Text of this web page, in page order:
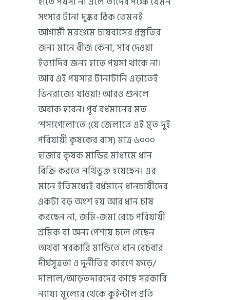
সংসার টানা দুষ্কর ঠিক তেমনই
আগামী মরশুমে চাষবাসের প্রস্তুতির
জন্য মানে বীজ কেনা, সার দেওয়া
ইত্যাদির জন্য হাতে পয়সা থাকে না।
আর এই পয়সার টানাটানি এড়াতেই
ভিনরাজ্যে যাওয়া! আরও শুনলে
অবাক হবেন। পূর্ব বর্ধমানের মত
‘শস্যগোলা’তে (যে জেলাতে এই মৃত দুই
পরিযায়ী কৃষকের বাস) মাত্র ৬০০০
হাজার কৃষক মান্ডির মাধ্যমে ধান
বিক্রি করতে নথিভুক্ত হয়েছেন। এর
মানে ইতিমধ্যেই বর্ধমানে ধানচাষীদের
একটা বড় অংশ হয় আর ধান চাষ
করছেন না, জমি-জমা বেচে পরিযায়ী
শ্রমিক বা অন্য পেশায় চলে গেছেন
অথবা সরকারি মান্ডিতে ধান বেচবার
দীর্ঘসূত্রতা ও দুর্নীতির কারণে ফড়ে/
দালাল/আড়তদারদের কাছে সরকারি
ন্যায্য মূল্যের থেকে কুইন্টাল প্রতি